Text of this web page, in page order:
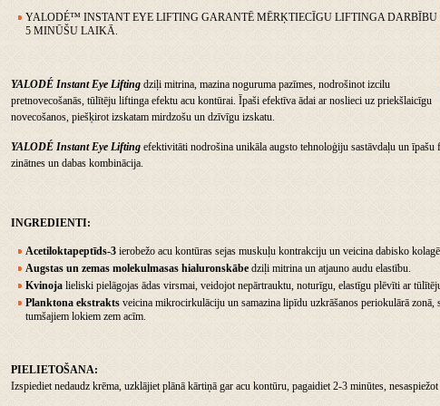
YALODÉ™ INSTANT EYE LIFTING GARANTĒ MĒRĶTIECĪGU LIFTINGA DARBĪBU
5 MINŪŠU LAIKĀ.
YALODÉ Instant Eye Lifting dziļi mitrina, mazina noguruma pazīmes, nodrošinot izcilu
pretnovecošanās, tūlītēju liftinga efektu acu kontūrai. Īpaši efektīva ādai ar noslieci uz priekšlaicīgu
novecošanos, piešķirot izskatam mirdzošu un dzīvīgu izskatu.
YALODÉ Instant Eye Lifting efektivitāti nodrošina unikāla augsto tehnoloģiju sastāvdaļu un
zinātnes un dabas kombinācija.
INGREDIENTI:
Acetiloktapeptīds-3 ierobežo acu kontūras sejas muskuļu kontrakciju un veicina dabisko
Augstas un zemas molekulmasas hialuronskābe dziļi mitrina un atjauno audu elastību.
Kvinoja lieliski pielāgojas ādas virsmai, veidojot nepārtrauktu, noturīgu, elastīgu plēvīti ar
Planktona ekstrakts veicina mikrocirkulāciju un samazina lipīdu uzkrāšanos periokulārā
tumšajiem lokiem zem acīm.
PIELIETOŠANA:
Izspiediet nedaudz krēma, uzklājiet plānā kārtiņā gar acu kontūru, pagaidiet 2-3 minūtes,